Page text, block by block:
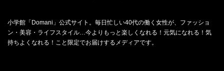
小学館「Domani」公式サイト。毎日忙しい40代の働く女性が、ファッショ
ン・美容・ライフスタイル…今よりもっと楽しくなれる！元気になれる！気
持ちよくなれる！こと限定でお届けするメディアです。